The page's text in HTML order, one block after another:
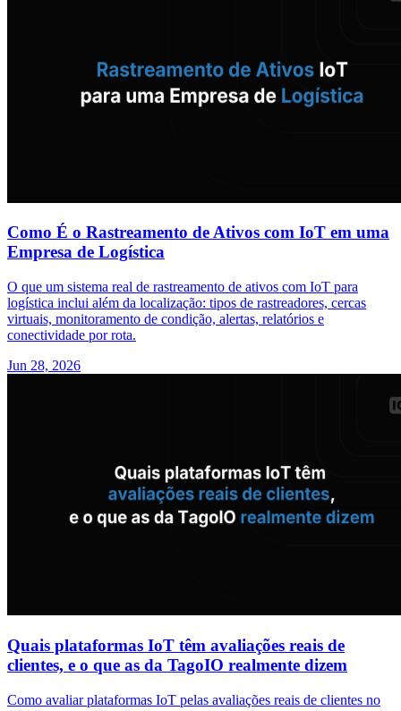
Como É o Rastreamento de Ativos com IoT em uma
Empresa de Logística
O que um sistema real de rastreamento de ativos com IoT para
logística inclui além da localização: tipos de rastreadores, cercas
virtuais, monitoramento de condição, alertas, relatórios e
conectividade por rota.
Jun 28, 2026
Quais plataformas IoT têm avaliações reais de
clientes, e o que as da TagoIO realmente dizem
Como avaliar plataformas IoT pelas avaliações reais de clientes no